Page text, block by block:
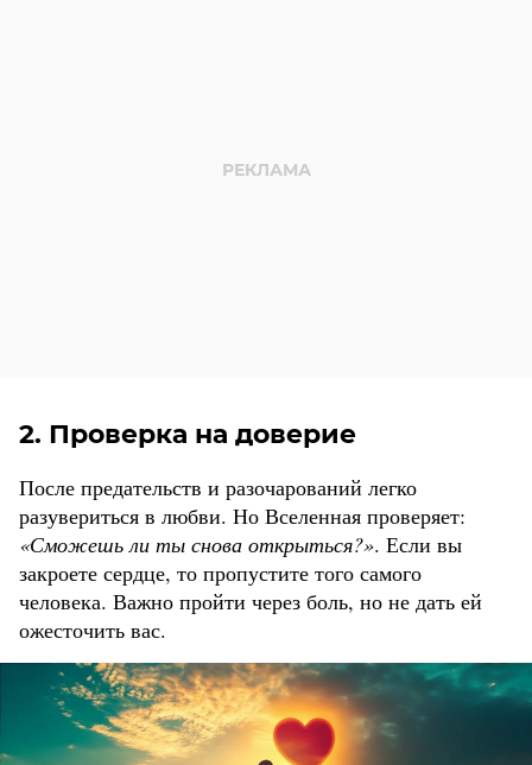
2. Проверка на доверие
После предательств и разочарований легко
разувериться в любви. Но Вселенная проверяет:
«Сможешь ли ты снова открыться?». Если вы
закроете сердце, то пропустите того самого
человека. Важно пройти через боль, но не дать ей
ожесточить вас.